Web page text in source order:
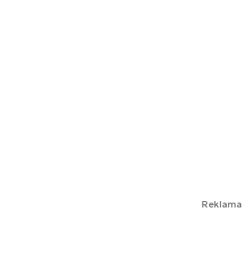
Reklama